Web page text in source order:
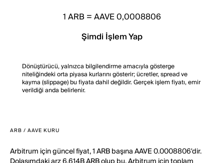
1ARB =AAVE 0,0008806
Şimdi İşlem Yap
Dönüştürücü, yalnızca bilgilendirme amacıyla gösterge
niteliğindeki orta piyasa kurlarını gösterir; ücretler, spread ve
kayma (slippage) bu fiyata dahil değildir. Gerçek işlem fiyatı, emir
verildiği anda belirlenir.
ARB / AAVE KURU
Arbitrum için güncel fiyat, 1 ARB başına AAVE 0.0008806'dir.